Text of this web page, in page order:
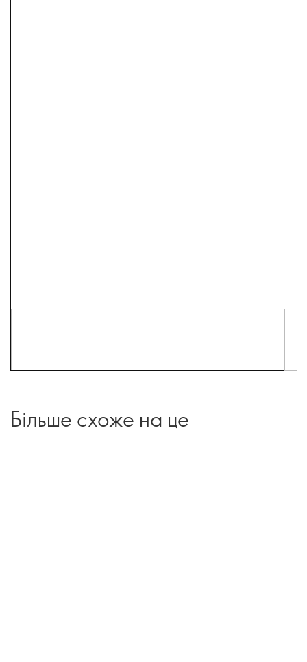
Більше схоже на це